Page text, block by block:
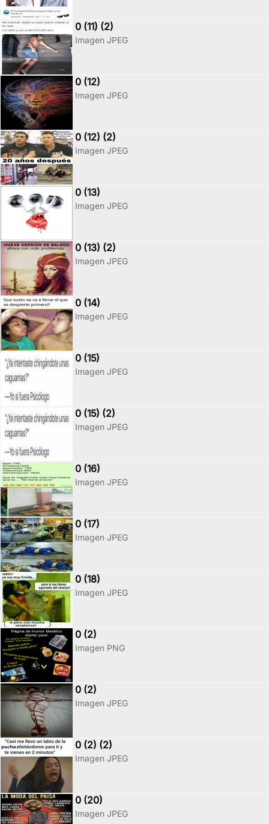
0 (11) (2)
Imagen JPEG
0 (12)
Imagen JPEG
0 (12) (2)
Imagen JPEG
0 (13)
Imagen JPEG
0 (13) (2)
Imagen JPEG
0 (14)
Imagen JPEG
0 (15)
Imagen JPEG
0 (15) (2)
Imagen JPEG
0 (16)
Imagen JPEG
0 (17)
Imagen JPEG
0 (18)
Imagen JPEG
0 (2)
Imagen PNG
0 (2)
Imagen JPEG
0 (2) (2)
Imagen JPEG
0 (20)
Imagen JPEG